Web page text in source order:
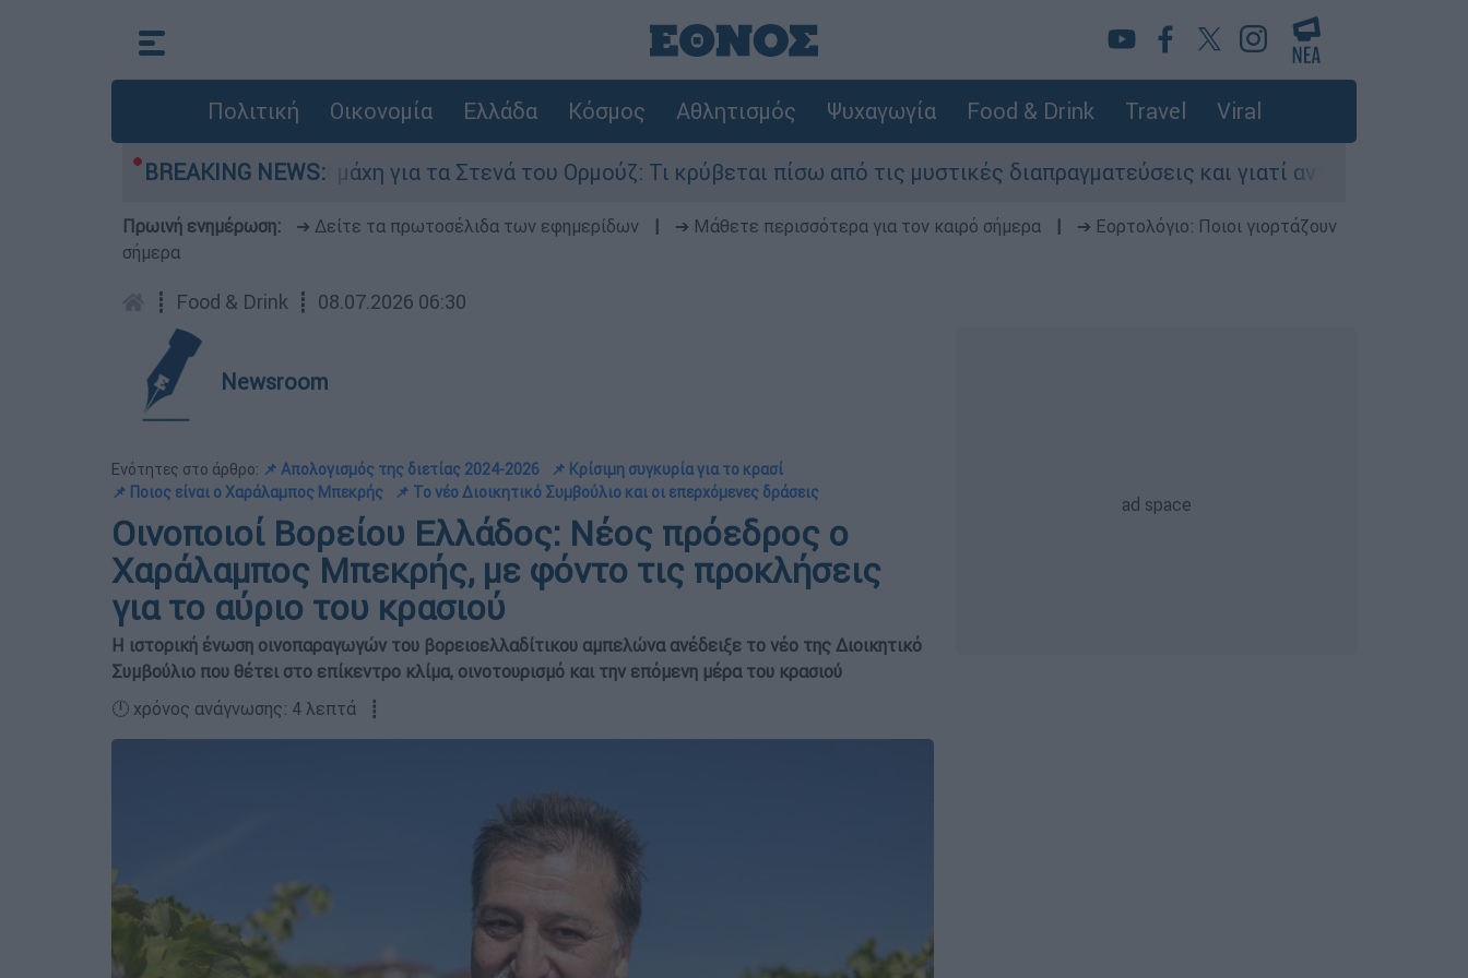
Πολιτική Οικονομία Ελλάδα Κόσμος Αθλητισμός Ψυχαγωγία Food & Drink Travel Viral
BREAKING NEWS:
Η μάχη για τα Στενά του Ορμούζ: Τι κρύβεται πίσω από τις μυστικές διαπραγματεύσεις και γιατί αντιδρούν οι ΗΠΑ
Πρωινή ενημέρωση: ➔ Δείτε τα πρωτοσέλιδα των εφημερίδων ➔ Μάθετε περισσότερα για τον καιρό σήμερα
➔ Εορτολόγιο: Ποιοι γιορτάζουν
σήμερα
┋ Food & Drink ┋ 08.07.2026 06:30
Newsroom
Ενότητες στο άρθρο: 📌 Απολογισμός της διετίας 2024-2026
📌 Κρίσιμη συγκυρία για το κρασί
📌 Ποιος είναι ο Χαράλαμπος Μπεκρής
📌 Το νέο Διοικητικό Συμβούλιο και οι επερχόμενες δράσεις
Οινοποιοί Βορείου Ελλάδος: Νέος πρόεδρος ο
Χαράλαμπος Μπεκρής, με φόντο τις προκλήσεις
για το αύριο του κρασιού
Η ιστορική ένωση οινοπαραγωγών του βορειοελλαδίτικου αμπελώνα ανέδειξε το νέο της Διοικητικό
Συμβούλιο που θέτει στο επίκεντρο κλίμα, οινοτουρισμό και την επόμενη μέρα του κρασιού
🕛 χρόνος ανάγνωσης: 4 λεπτά ┋